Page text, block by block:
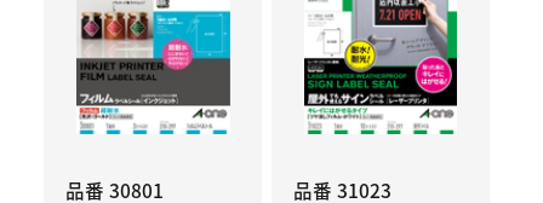
品番 30801
品番 31023